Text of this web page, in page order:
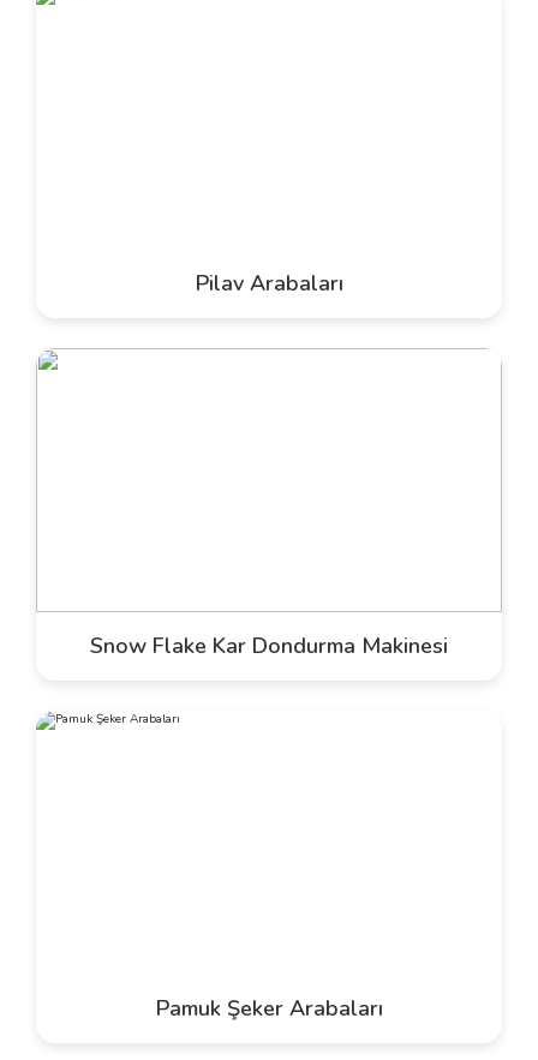
Pilav Arabaları
Snow Flake Kar Dondurma Makinesi
Pamuk Şeker Arabaları